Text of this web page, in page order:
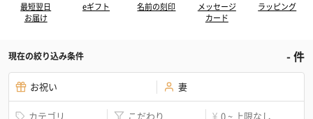
最短翌日
お届け
eギフト 名前の刻印
メッセージ
カード
ラッピング
現在の絞り込み条件 -件
お祝い 妻
カテゴリ こだわり ¥ 0 ~ 上限なし